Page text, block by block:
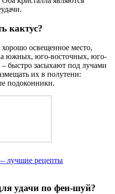
кактус?
освещенное место,
южных, юго-восточных, юго-
быстро засыхают под лучами
их в полутени:
подоконники.
лучшие рецепты
удачи по фен-шуй?